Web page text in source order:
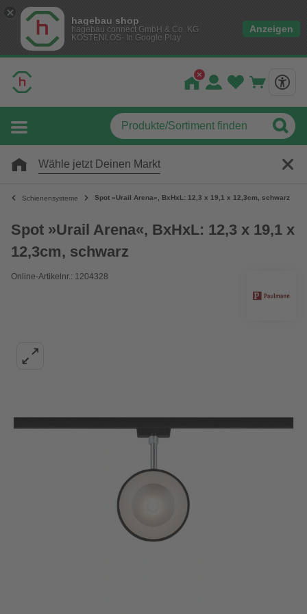
hagebau shop
hagebau connect GmbH & Co. KG
KOSTENLOS- In Google Play
Anzeigen
Wähle jetzt Deinen Markt
Schienensysteme Spot »Urail Arena«, BxHxL: 12,3 x 19,1 x 12,3cm, schwarz
Spot »Urail Arena«, BxHxL: 12,3 x 19,1 x
12,3cm, schwarz
Online-Artikelnr.: 1204328